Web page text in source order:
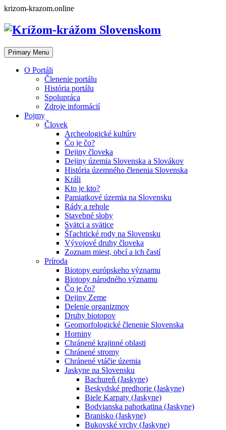
Skip
content
krizom-krazom.online
Primary Menu
O Portáli
Členenie portálu
História portálu
Spolupráca
Zdroje informácií
Pojmy
Človek
Archeologické kultúry
Čo je čo?
Dejiny človeka
Dejiny územia Slovenska a Slovákov
História územného členenia Slovenska
Králi
Kto je kto?
Pamiatkové územia na Slovensku
Rády a rehole
Stavebné slohy
Svätci a svätice
Šľachtické rody na Slovensku
Vývojové druhy človeka
Zoznam miest, obcí a ich častí
Príroda
Biotopy európskeho významu
Biotopy národného významu
Čo je čo?
Dejiny Zeme
Delenie organizmov
Druhy biotopov
Geomorfologické členenie Slovenska
Horniny
Chránené krajinné oblasti
Chránené stromy
Chránené vtáčie územia
Jaskyne na Slovensku
Bachureň (Jaskyne)
Beskydské predhorie (Jaskyne)
Biele Karpaty (Jaskyne)
Bodvianska pahorkatina (Jaskyne)
Branisko (Jaskyne)
Bukovské vrchy (Jaskyne)